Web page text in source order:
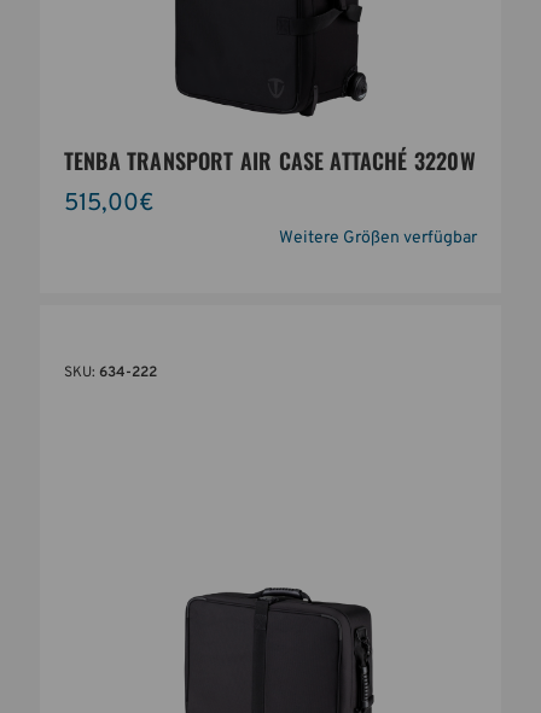
TENBA TRANSPORT AIR CASE ATTACHÉ 3220W
515,00€
Weitere Größen verfügbar
SKU: 634-222